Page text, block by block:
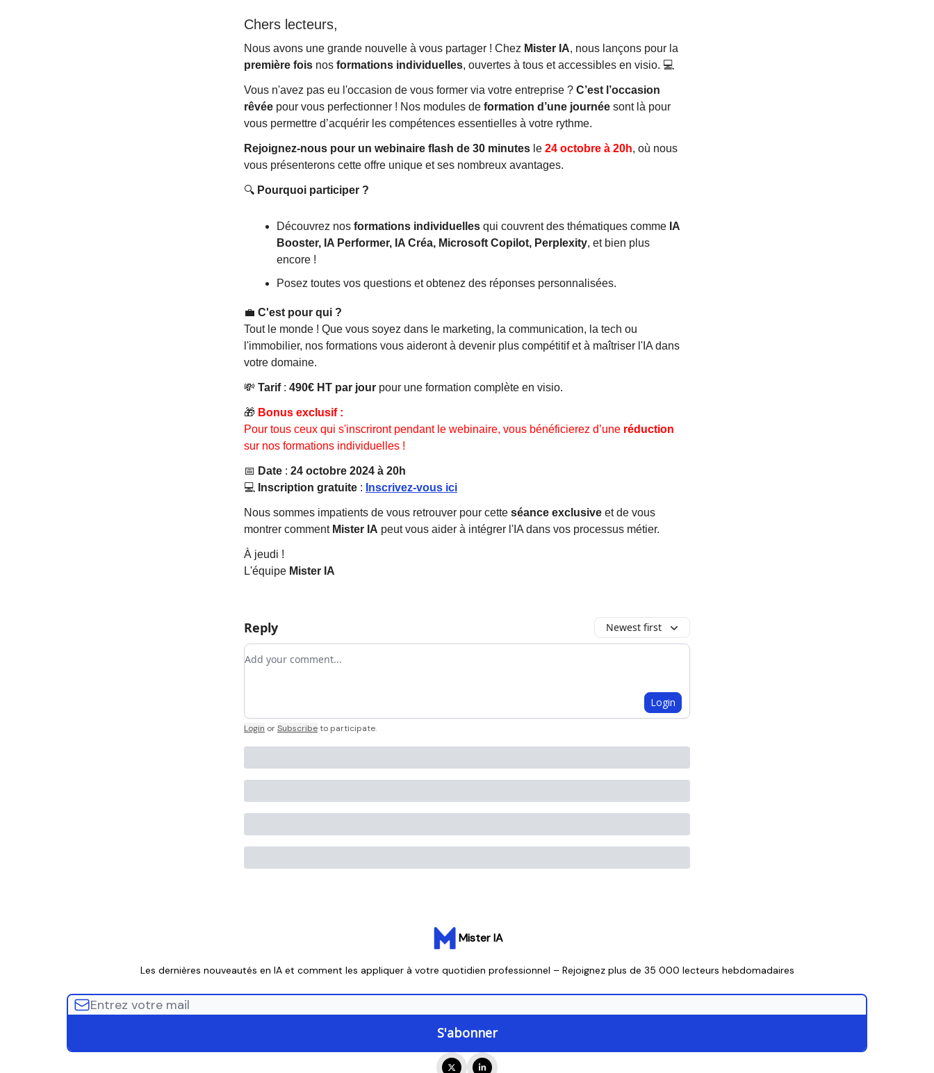
Chers lecteurs,
Nous avons une grande nouvelle à vous partager ! Chez Mister IA, nous lançons pour la
première fois nos formations individuelles, ouvertes à tous et accessibles en visio. 💻
Vous n'avez pas eu l'occasion de vous former via votre entreprise ? C’est l’occasion
rêvée pour vous perfectionner ! Nos modules de formation d’une journée sont là pour
vous permettre d’acquérir les compétences essentielles à votre rythme.
Rejoignez-nous pour un webinaire flash de 30 minutes le 24 octobre à 20h, où nous
vous présenterons cette offre unique et ses nombreux avantages.
🔍 Pourquoi participer ?
Découvrez nos formations individuelles qui couvrent des thématiques comme IA
Booster, IA Performer, IA Créa, Microsoft Copilot, Perplexity, et bien plus
encore !
Posez toutes vos questions et obtenez des réponses personnalisées.
💼 C'est pour qui ?
Tout le monde ! Que vous soyez dans le marketing, la communication, la tech ou
l'immobilier, nos formations vous aideront à devenir plus compétitif et à maîtriser l'IA dans
votre domaine.
💸 Tarif: 490€ HT par jour pour une formation complète en visio.
🎁 Bonus exclusif :
Pour tous ceux qui s'inscriront pendant le webinaire, vous bénéficierez d’une réduction
sur nos formations individuelles !
📅 Date : 24 octobre 2024 à 20h
💻
Inscription gratuite : Inscrivez-vous ici
Nous sommes impatients de vous retrouver pour cette séance exclusive et de vous
montrer comment Mister IA peut vous aider à intégrer l'IA dans vos processus métier.
À jeudi !
L'équipe Mister IA
Reply Newest first
Add your comment
Login
Login orSubscribeto participate.
Mister IA
Les dernières nouveautés en IA et comment les appliquer à votre quotidien professionnel – Rejoignez plus de 35 000 lecteurs hebdomadaires